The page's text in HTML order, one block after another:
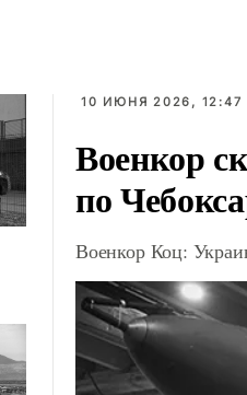
10 ИЮНЯ 2026, 12:47
Военкор
по
Военкор Коц: